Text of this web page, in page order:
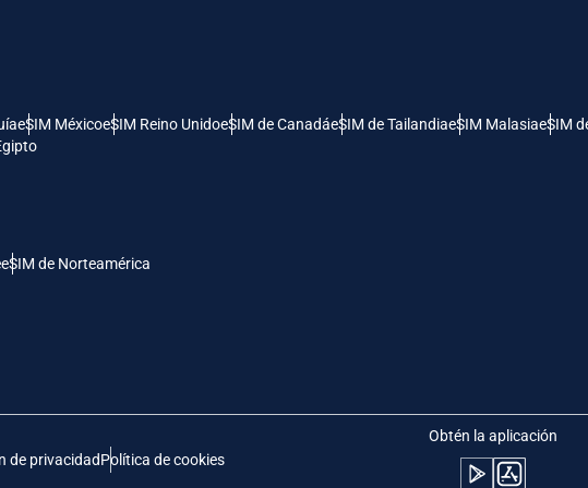
eSIM MéxicoeSIM Reino UnidoeSIM de CanadáeSIM de TailandiaeSIM MalasiaeSIM
eSIM de Norteamérica
de privacidadPolítica de cookies
Obtén la aplicación
- Baht Tailandés